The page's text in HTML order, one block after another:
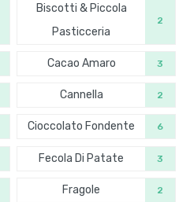
Biscotti & Piccola
Pasticceria
2
Cacao Amaro 3
Cannella 2
Cioccolato Fondente 6
Fecola Di Patate 3
Fragole 2